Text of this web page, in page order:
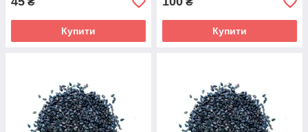
Купити Купити